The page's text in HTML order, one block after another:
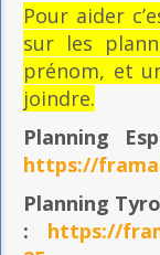
Pour aider
sur les
prénom, et
joindre.
Planning
https://
Planning
: https://